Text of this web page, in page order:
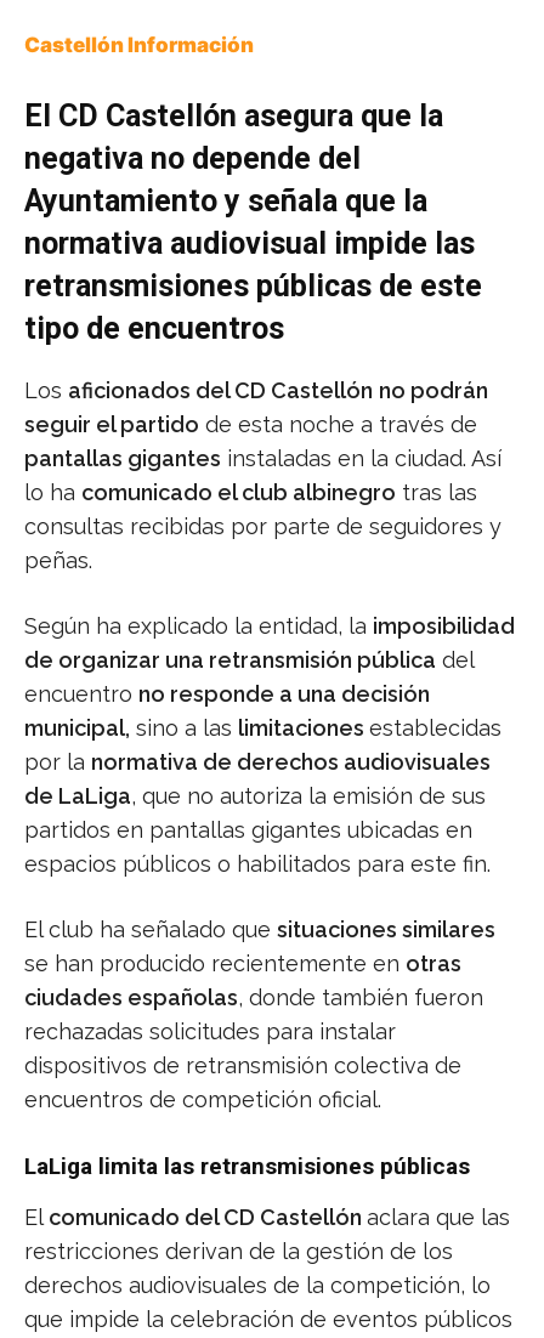
Castellón Información
El CD Castellón asegura que la
negativa no depende del
Ayuntamiento y señala que la
normativa audiovisual impide las
retransmisiones públicas de este
tipo de encuentros
Los aficionados del CD Castellón no podrán
seguir el partido de esta noche a través de
pantallas gigantes instaladas en la ciudad. Así
lo ha comunicado el club albinegro tras las
consultas recibidas por parte de seguidores y
peñas.
Según ha explicado la entidad, la imposibilidad
de organizar una retransmisión pública del
encuentro no responde a una decisión
municipal, sino a las limitaciones establecidas
por la normativa de derechos audiovisuales
de LaLiga, que no autoriza la emisión de sus
partidos en pantallas gigantes ubicadas en
espacios públicos o habilitados para este fin.
El club ha señalado que situaciones similares
se han producido recientemente en otras
ciudades españolas, donde también fueron
rechazadas solicitudes para instalar
dispositivos de retransmisión colectiva de
encuentros de competición oficial.
LaLiga limita las retransmisiones públicas
El comunicado del CD Castellón aclara que las
restricciones derivan de la gestión de los
derechos audiovisuales de la competición, lo
que impide la celebración de eventos públicos